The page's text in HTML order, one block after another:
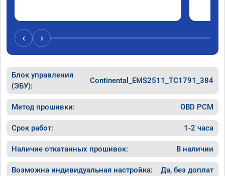
‹ ›
Блок управления
(ЭБУ):
Continental_EMS2511_TC1791_384
Метод прошивки: OBD PCM
Срок работ: 1-2 часа
Наличие откатанных прошивок: В наличии
Возможна индивидуальная настройка: Да, без доплат